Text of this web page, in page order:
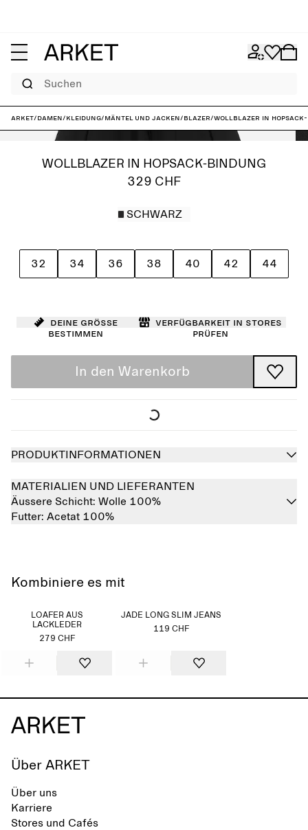
Suchen
ARKET/Damen/Kleidung/Mäntel und Jacken/Blazer/Wollblazer in
WOLLBLAZER IN HOPSACK-BINDUNG
329 CHF
SCHWARZ
32 34 36 38 40 42 44
Deine Größe
bestimmen
Verfügbarkeit in Stores
prüfen
In den Warenkorb
PRODUKTINFORMATIONEN
MATERIALIEN UND LIEFERANTEN
Äussere Schicht: Wolle 100%
Futter: Acetat 100%
Kombiniere es mit
LOAFER AUS
LACKLEDER
279 CHF
JADE LONG SLIM JEANS
119 CHF
Über ARKET
Über uns
Karriere
Stores und Cafés